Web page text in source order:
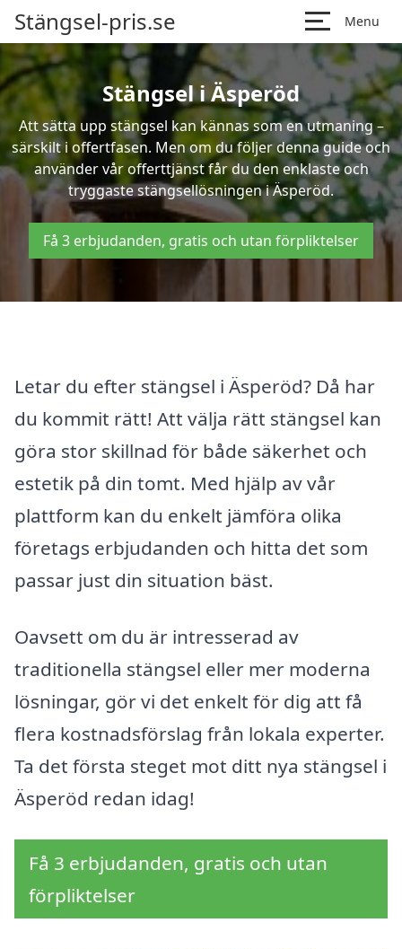
Stängsel-pris.se Menu
Stängsel i Äsperöd
Att sätta upp stängsel kan kännas som en utmaning –
särskilt i offertfasen. Men om du följer denna guide och
använder vår offerttjänst får du den enklaste och
tryggaste stängsellösningen i Äsperöd.
Få 3 erbjudanden, gratis och utan förpliktelser
Letar du efter stängsel i Äsperöd? Då har
du kommit rätt! Att välja rätt stängsel kan
göra stor skillnad för både säkerhet och
estetik på din tomt. Med hjälp av vår
plattform kan du enkelt jämföra olika
företags erbjudanden och hitta det som
passar just din situation bäst.
Oavsett om du är intresserad av
traditionella stängsel eller mer moderna
lösningar, gör vi det enkelt för dig att få
flera kostnadsförslag från lokala experter.
Ta det första steget mot ditt nya stängsel i
Äsperöd redan idag!
Få 3 erbjudanden, gratis och utan
förpliktelser